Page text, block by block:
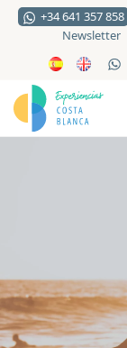
+34 641 357 858
Newsletter